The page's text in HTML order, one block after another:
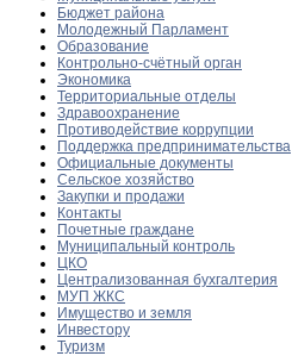
Бюджет района
Молодежный Парламент
Образование
Контрольно-счётный орган
Экономика
Территориальные отделы
Здравоохранение
Противодействие коррупции
Поддержка предпринимательства
Официальные документы
Сельское хозяйство
Закупки и продажи
Контакты
Почетные граждане
Муниципальный контроль
ЦКО
Централизованная бухгалтерия
МУП ЖКС
Имущество и земля
Инвестору
Туризм